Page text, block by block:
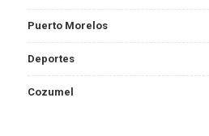
Puerto Morelos
Deportes
Cozumel